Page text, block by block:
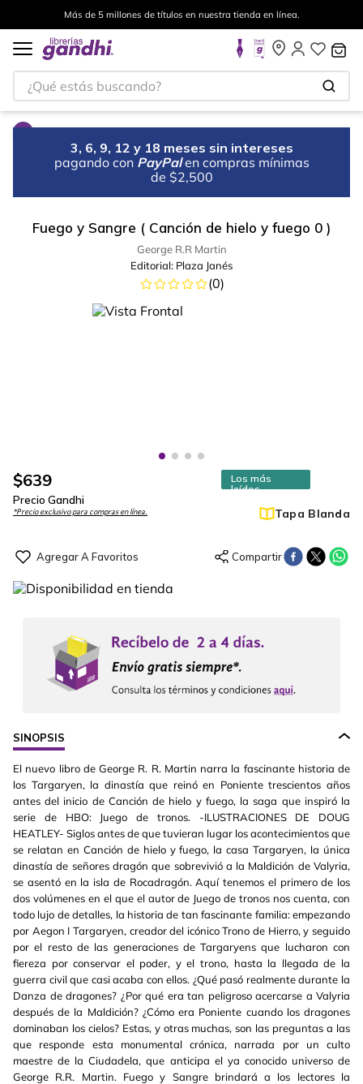
Más de 5 millones de títulos en nuestra tienda en línea.
¿Qué estás buscando?
3, 6, 9, 12 y 18 meses sin intereses
pagando con PayPal en compras mínimas
de $2,500
Fuego y Sangre ( Canción de hielo y fuego 0 )
George R.R Martin
Editorial: Plaza Janés
(0)
$639
Los más
leídos
Precio Gandhi
*Precio exclusivo para compras en línea. Tapa Blanda
SINOPSIS
El nuevo libro de George R. R. Martin narra la fascinante historia de
los Targaryen, la dinastía que reinó en Poniente trescientos años
antes del inicio de Canción de hielo y fuego, la saga que inspiró la
serie de HBO: Juego de tronos. -ILUSTRACIONES DE DOUG
HEATLEY- Siglos antes de que tuvieran lugar los acontecimientos que
se relatan en Canción de hielo y fuego, la casa Targaryen, la única
dinastía de señores dragón que sobrevivió a la Maldición de Valyria,
se asentó en la isla de Rocadragón. Aquí tenemos el primero de los
dos volúmenes en el que el autor de Juego de tronos nos cuenta, con
todo lujo de detalles, la historia de tan fascinante familia: empezando
por Aegon I Targaryen, creador del icónico Trono de Hierro, y seguido
por el resto de las generaciones de Targaryens que lucharon con
fiereza por conservar el poder, y el trono, hasta la llegada de la
guerra civil que casi acaba con ellos. ¿Qué pasó realmente durante la
Danza de dragones? ¿Por qué era tan peligroso acercarse a Valyria
después de la Maldición? ¿Cómo era Poniente cuando los dragones
dominaban los cielos? Estas, y otras muchas, son las preguntas a las
que responde esta monumental crónica, narrada por un culto
maestre de la Ciudadela, que anticipa el ya conocido universo de
George R.R. Martin. Fuego y Sangre brindará a los lectores la